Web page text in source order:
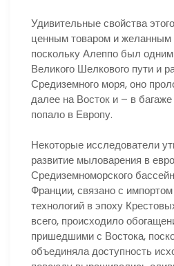
Удивительные свойства
ценным товаром и желанным
поскольку Алеппо был
Великого Шелкового пути и
Средиземного моря, оно
далее на Восток и – в
попало в Европу.
Некоторые исследователи
развитие мыловарения в
Средиземноморского
Франции, связано с
технологий в эпоху
всего, происходило
пришедшими с Востока,
объединяла доступность